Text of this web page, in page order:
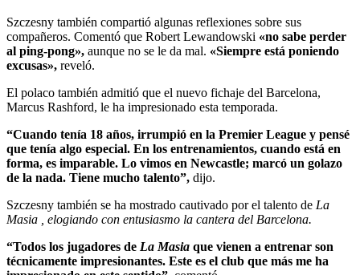
Szczesny también compartió algunas reflexiones sobre sus
compañeros. Comentó que Robert Lewandowski «no sabe perder
al ping-pong», aunque no se le da mal. «Siempre está poniendo
excusas», reveló.
El polaco también admitió que el nuevo fichaje del Barcelona, ​​
Marcus Rashford, le ha impresionado esta temporada.
“Cuando tenía 18 años, irrumpió en la Premier League y pensé
que tenía algo especial. En los entrenamientos, cuando está en
forma, es imparable. Lo vimos en Newcastle; marcó un golazo
de la nada. Tiene mucho talento”, dijo.
Szczesny también se ha mostrado cautivado por el talento de La
Masia , elogiando con entusiasmo la cantera del Barcelona.
“Todos los jugadores de La Masia que vienen a entrenar son
técnicamente impresionantes. Este es el club que más me ha